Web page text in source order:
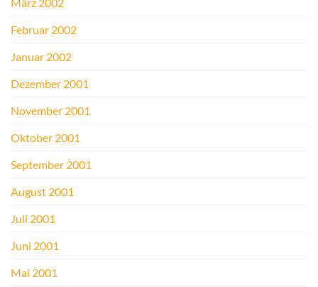
März 2002
Februar 2002
Januar 2002
Dezember 2001
November 2001
Oktober 2001
September 2001
August 2001
Juli 2001
Juni 2001
Mai 2001